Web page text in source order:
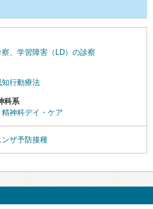
察
学習障害（LD）の診察
知行動療法
科系
精神科デイ・ケア
ザ予防接種